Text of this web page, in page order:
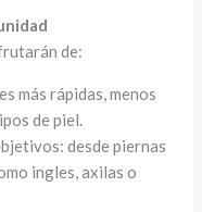
de:
más rápidas, menos
de piel.
desde piernas
ingles, axilas o